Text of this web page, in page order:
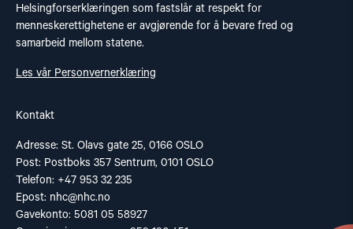
Helsingforserklæringen som fastslår at respekt for
menneskerettighetene er avgjørende for å bevare fred og
samarbeid mellom statene.
Les vår Personvernerklæring
Kontakt
Adresse: St. Olavs gate 25, 0166 OSLO
Post: Postboks 357 Sentrum, 0101 OSLO
Telefon: +47 953 32 235
Epost: nhc@nhc.no
Gavekonto: 5081 05 58927